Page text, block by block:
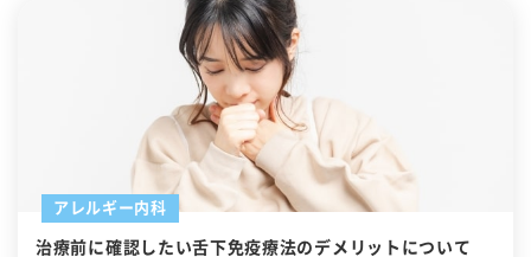
アレルギー内科
治療前に確認したい舌下免疫療法のデメリットについて